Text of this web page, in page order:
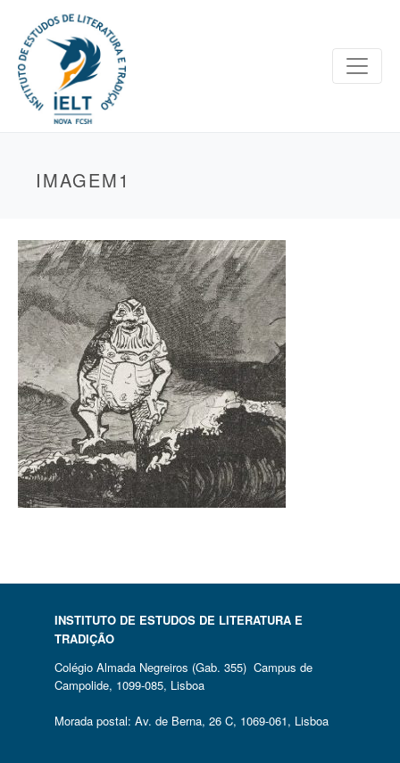
IMAGEM1
INSTITUTO DE ESTUDOS DE LITERATURA E
TRADIÇÃO
Colégio Almada Negreiros (Gab. 355) Campus de
Campolide, 1099-085, Lisboa
Morada postal: Av. de Berna, 26 C, 1069-061, Lisboa